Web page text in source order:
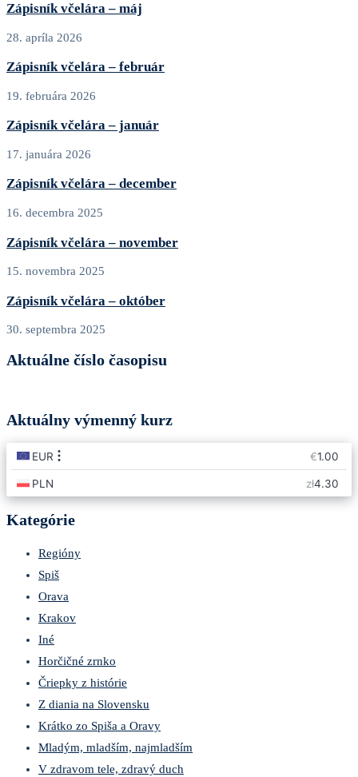
Zápisník včelára – máj
28. apríla 2026
Zápisník včelára – február
19. februára 2026
Zápisník včelára – január
17. januára 2026
Zápisník včelára – december
16. decembra 2025
Zápisník včelára – november
15. novembra 2025
Zápisník včelára – október
30. septembra 2025
Aktuálne číslo časopisu
Aktuálny výmenný kurz
Kategórie
Regióny
Spiš
Orava
Krakov
Iné
Horčičné zrnko
Čriepky z histórie
Z diania na Slovensku
Krátko zo Spiša a Oravy
Mladým, mladším, najmladším
V zdravom tele, zdravý duch